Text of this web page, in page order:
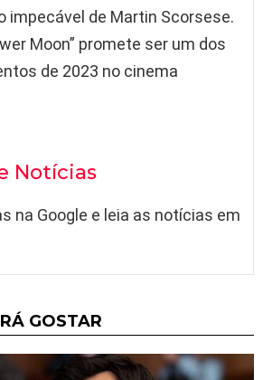
impecável de Martin Scorsese.
Moon” promete ser um dos
de 2023 no cinema
Notícias
na Google e leia as notícias em
GOSTAR